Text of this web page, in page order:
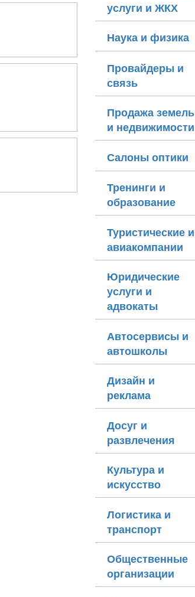
Пармалогика
ООО "АйТи-Сервис"
услуги и ЖКХ
Наука и физика
Провайдеры и
связь
Продажа земель
и недвижимости
Салоны оптики
Тренинги и
образование
Туристические и
авиакомпании
Юридические
услуги и
адвокаты
Автосервисы и
автошколы
Дизайн и
реклама
Досуг и
развлечения
Культура и
искусство
Логистика и
транспорт
Общественные
организации